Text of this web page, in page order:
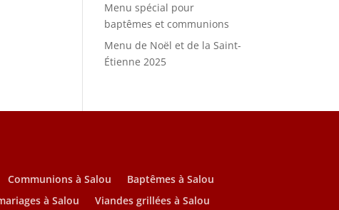
Menu spécial pour
baptêmes et communions
Menu de Noël et de la Saint-
Étienne 2025
Communions à Salou
Baptêmes à Salou
à Salou
Viandes grillées à Salou